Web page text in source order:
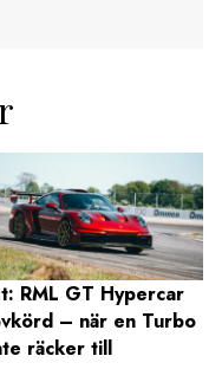
RML GT Hypercar
– när en Turbo
räcker till